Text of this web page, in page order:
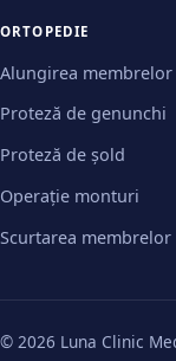
ORTOPEDIE
Alungirea membrelor
Proteză de genunchi
Proteză de șold
Operație monturi
Scurtarea membrelor
© 2026 Luna Clinic